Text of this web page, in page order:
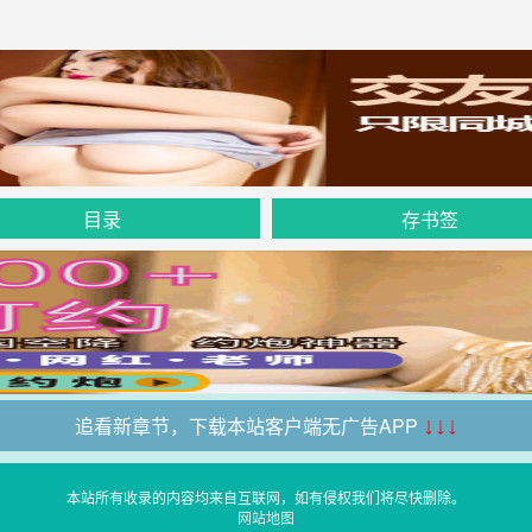
目录 存书签
追看新章节，下载本站客户端无广告APP ↓↓↓
本站所有收录的内容均来自互联网，如有侵权我们将尽快删除。
网站地图